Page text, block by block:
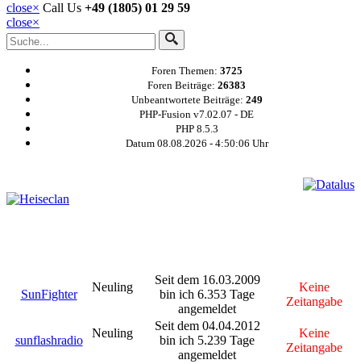
close× Call Us +49 (1805) 01 29 59
close×
Foren Themen: 3725
Foren Beiträge: 26383
Unbeantwortete Beiträge: 249
PHP-Fusion v7.02.07 - DE
PHP 8.5.3
Datum 08.08.2026 - 4:50:07 Uhr
SunFighter
Neuling
Seit dem 16.03.2009
bin ich 6.353 Tage
angemeldet
Keine
Zeitangabe
sunflashradio
Neuling
Seit dem 04.04.2012
bin ich 5.239 Tage
angemeldet
Keine
Zeitangabe